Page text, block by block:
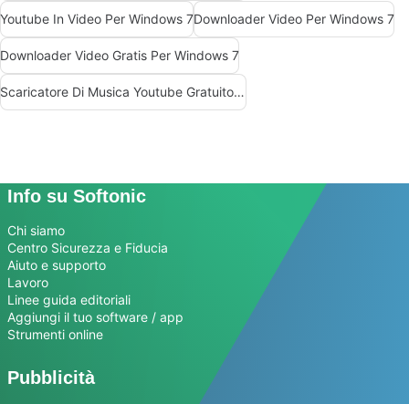
Youtube In Video Per Windows 7Downloader Video Per Windows 7
Downloader Video Gratis Per Windows 7
Scaricatore Di Musica Youtube Gratuito Per Windows
Info su Softonic
Chi siamo
Centro Sicurezza e Fiducia
Aiuto e supporto
Lavoro
Linee guida editoriali
Aggiungi il tuo software / app
Strumenti online
Pubblicità